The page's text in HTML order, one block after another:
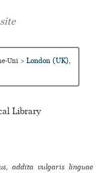
Uni > London (UK),
Library
addita vulgaris linguae